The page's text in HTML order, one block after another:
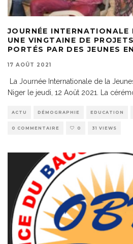
JOURNÉE INTERNATIONALE
UNE VINGTAINE DE
PORTÉS PAR DES JEUNES
17 AOÛT 2021
La Journée Internationale de la
Niger le jeudi, 12 Août 2021. La
ACTU DÉMOGRAPHIE EDUCATION
0 COMMENTAIRE 0 31 VIEWS